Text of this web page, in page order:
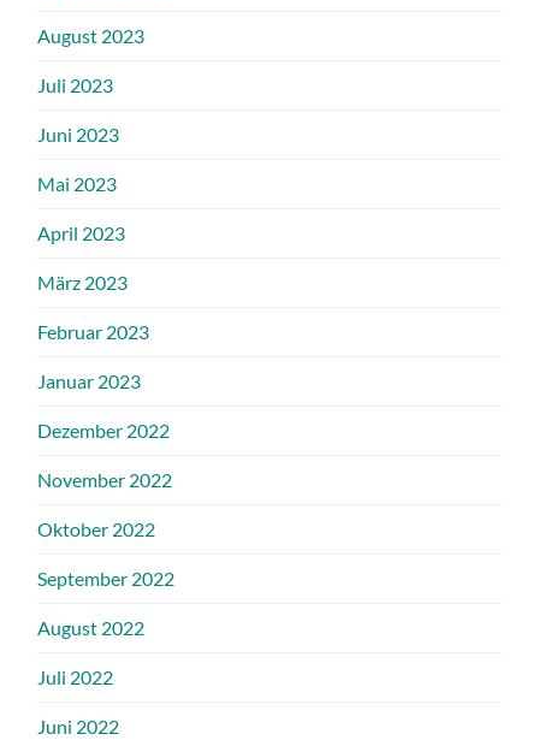
August 2023
Juli 2023
Juni 2023
Mai 2023
April 2023
März 2023
Februar 2023
Januar 2023
Dezember 2022
November 2022
Oktober 2022
September 2022
August 2022
Juli 2022
Juni 2022